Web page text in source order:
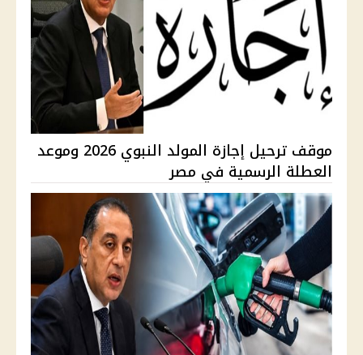
موقف ترحيل إجازة المولد النبوي 2026 وموعد
العطلة الرسمية في مصر